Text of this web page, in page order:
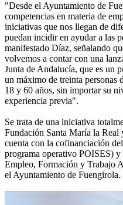
"Desde el Ayuntamiento de
competencias en materia de
iniciativas que nos llegan de
puedan incidir en ayudar a las
manifestado Díaz, señalando
volvemos a contar con una
Junta de Andalucía, que es un
un máximo de treinta personas
18 y 60 años, sin importar su
experiencia previa".
Se trata de una iniciativa
Fundación Santa María la
cuenta con la cofinanciación
programa operativo POISES)
Empleo, Formación y Trabajo
el Ayuntamiento de Fuengirola.